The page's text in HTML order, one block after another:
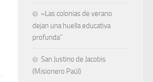
«Las colonias de verano
dejan una huella educativa
profunda”
San Justino de Jacobis
(Misionero Paúl)